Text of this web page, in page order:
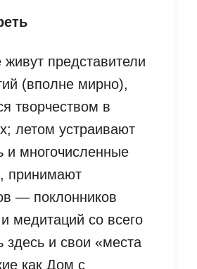
представители
(вполне мирно),
творчеством в
летом устраивают
и многочисленные
принимают
— поклонников
медитаций со всего
здесь и свои «места
как Дом с